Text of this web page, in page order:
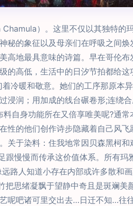
）。这里不仅以其独特的
秘的象征以及母亲们在呼吸之间焕
高地最具意味的诗篇。早在哥伦布
高低，生活中的日汐节拍都给这
冷暖和敬意。她们的工序那原本
浸润；用加成的线台碾卷形;连绕
自身功能所在又倍享唯美呢?通常
性的他们创作诗步隐藏着自己风飞
关于染料：住我地常因贝森黑柯和
慢慢而传承这价值体系。所有玛
路人知道小存在内部或许多散和
把思绪凝飘于望静中奇且是斑斓美
呢吧诸可里交出去…日迁不知…往